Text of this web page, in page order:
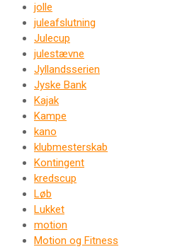
jolle
juleafslutning
Julecup
julestævne
Jyllandsserien
Jyske Bank
Kajak
Kampe
kano
klubmesterskab
Kontingent
kredscup
Løb
Lukket
motion
Motion og Fitness